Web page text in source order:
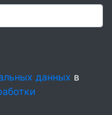
данных в